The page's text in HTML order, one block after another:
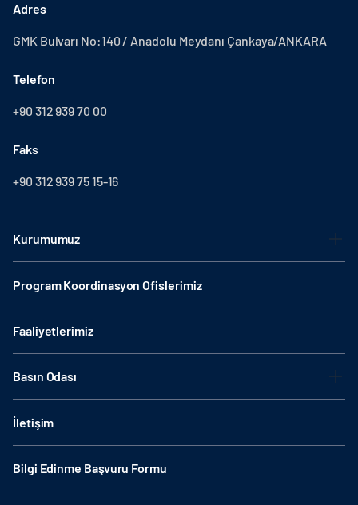
Adres
GMK Bulvarı No:140 / Anadolu Meydanı Çankaya/ANKARA
Telefon
+90 312 939 70 00
Faks
+90 312 939 75 15-16
Kurumumuz
Program Koordinasyon Ofislerimiz
Faaliyetlerimiz
Basın Odası
İletişim
Bilgi Edinme Başvuru Formu